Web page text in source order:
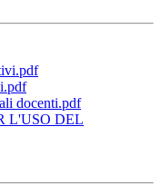
docenti.pdf
L'USO DEL